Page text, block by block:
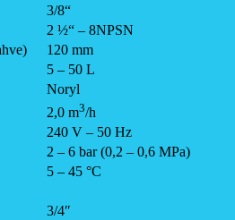
3/8“
2 ½“ – 8NPSN
120 mm
5 – 50 L
Noryl
2,0 m3/h
240 V – 50 Hz
2 – 6 bar (0,2 – 0,6 MPa)
5 – 45 °C
3/4″